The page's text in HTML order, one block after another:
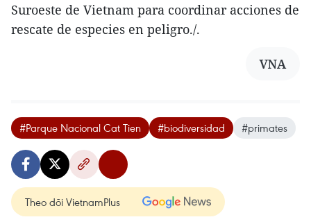
Suroeste de Vietnam para coordinar acciones de
rescate de especies en peligro./.
VNA
#Parque Nacional Cat Tien #biodiversidad #primates
Theo dõi VietnamPlus